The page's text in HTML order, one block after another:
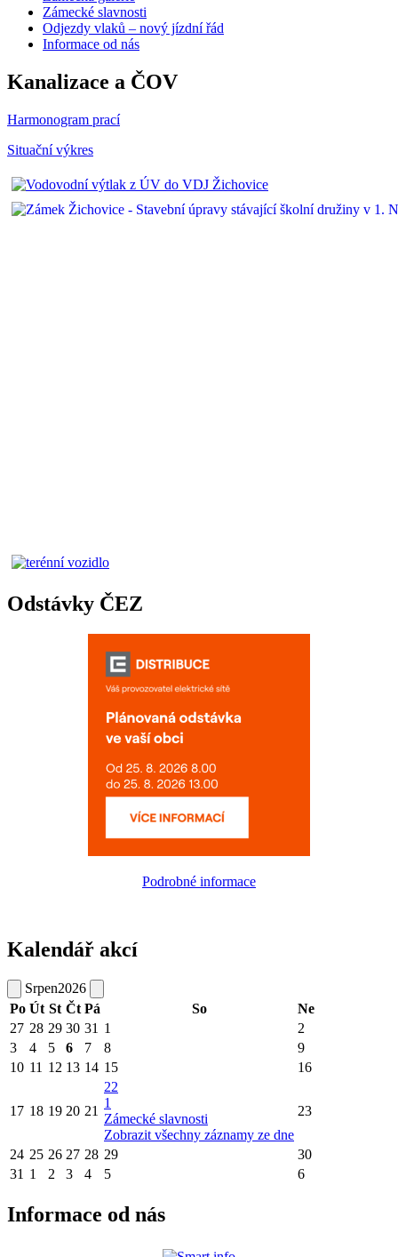
Zámecké slavnosti
Odjezdy vlaků – nový jízdní řád
Informace od nás
Kanalizace a ČOV
Harmonogram prací
Situační výkres
Odstávky ČEZ
Podrobné informace
Kalendář akcí
Srpen2026
Po Út St Čt Pá So
Ne
27 28 29 30 31 1
2
3
4 5 6 7 8
9
10 11 12 13 14 15 16
17 18 19 20 21
22
1
Zámecké slavnosti
Zobrazit všechny záznamy ze dne
23
24 25 26 27 28 29
30
31 1 2 3 4 5 6
Informace od nás